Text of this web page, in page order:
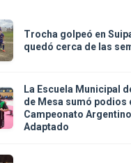
Trocha golpeó en
quedó cerca de las
La Escuela Municipal
de Mesa sumó podios
Campeonato Argentino
Adaptado